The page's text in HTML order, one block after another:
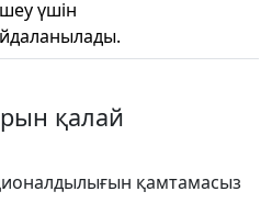
үшін
қалай
қамтамасыз